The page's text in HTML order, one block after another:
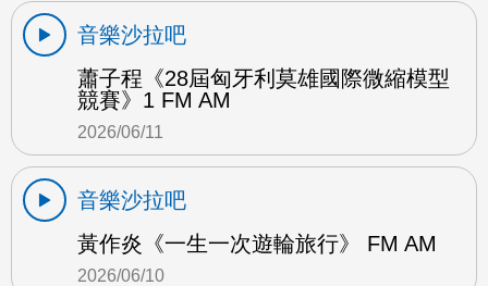
音樂沙拉吧
蕭子程《28屆匈牙利莫雄國際微縮模型
競賽》1 FM AM
2026/06/11
音樂沙拉吧
黃作炎《一生一次遊輪旅行》 FM AM
2026/06/10